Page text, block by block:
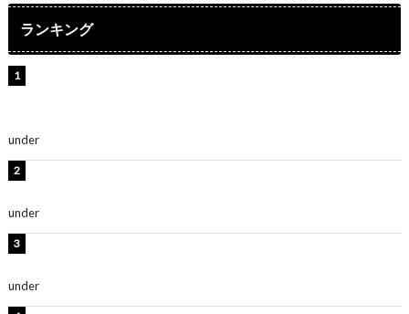
ランキング
under
under
under